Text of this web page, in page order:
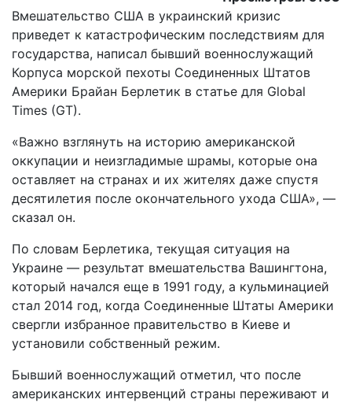
Вмешательство США в украинский кризис
приведет к катастрофическим последствиям для
государства, написал бывший военнослужащий
Корпуса морской пехоты Соединенных Штатов
Америки Брайан Берлетик в статье для Global
Times (GT).
«Важно взглянуть на историю американской
оккупации и неизгладимые шрамы, которые она
оставляет на странах и их жителях даже спустя
десятилетия после окончательного ухода США», —
сказал он.
По словам Берлетика, текущая ситуация на
Украине — результат вмешательства Вашингтона,
который начался еще в 1991 году, а кульминацией
стал 2014 год, когда Соединенные Штаты Америки
свергли избранное правительство в Киеве и
установили собственный режим.
Бывший военнослужащий отметил, что после
американских интервенций страны переживают и